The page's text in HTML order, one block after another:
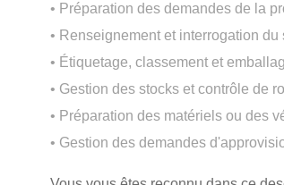
• Préparation des demandes de la
• Renseignement et interrogation
• Étiquetage, classement et
• Gestion des stocks et contrôle de
• Préparation des matériels ou des
• Gestion des demandes